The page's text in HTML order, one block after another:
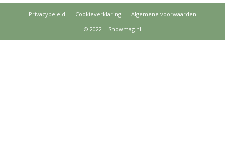
Privacybeleid Cookieverklaring
Algemene voorwaarden
© 2022 | Showmag.nl